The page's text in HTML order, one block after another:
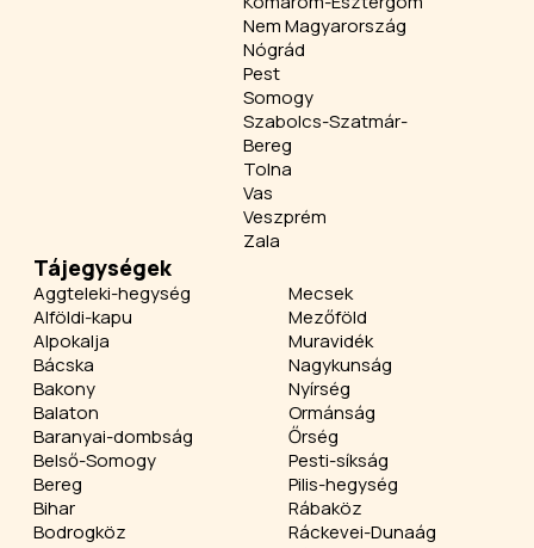
Nem Magyarország
Nógrád
Pest
Somogy
Szabolcs-Szatmár-
Bereg
Tolna
Vas
Veszprém
Zala
Tájegységek
Aggteleki-hegység
Alföldi-kapu
Alpokalja
Bácska
Bakony
Balaton
Baranyai-dombság
Belső-Somogy
Bereg
Bihar
Bodrogköz
Mecsek
Mezőföld
Muravidék
Nagykunság
Nyírség
Ormánság
Őrség
Pesti-síkság
Pilis-hegység
Rábaköz
Ráckevei-Dunaág